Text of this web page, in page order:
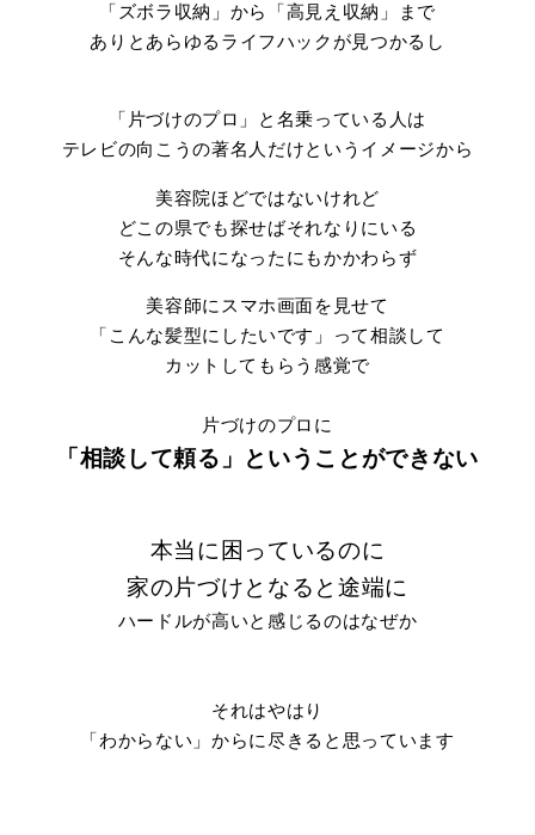
「ズボラ収納」から「高見え収納」まで
ありとあらゆるライフハックが見つかるし
「片づけのプロ」と名乗っている人は
テレビの向こうの著名人だけというイメージから
美容院ほどではないけれど
どこの県でも探せばそれなりにいる
そんな時代になったにもかかわらず
美容師にスマホ画面を見せて
「こんな髪型にしたいです」って相談して
カットしてもらう感覚で
片づけのプロに
「相談して頼る」ということができない
本当に困っているのに
家の片づけとなると途端に
ハードルが高いと感じるのはなぜか
それはやはり
「わからない」からに尽きると思っています